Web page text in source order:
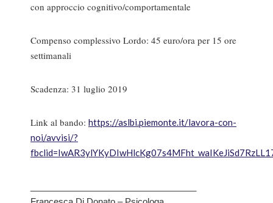
con approccio cognitivo/comportamentale
Compenso complessivo Lordo: 45 euro/ora per 15 ore
settimanali
Scadenza: 31 luglio 2019
Link al bando: https://aslbi.piemonte.it/lavora-con-
noi/avvisi/?